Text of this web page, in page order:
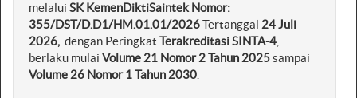
melalui SK KemenDiktiSaintek Nomor:
355/DST/D.D1/HM.01.01/2026Tertanggal 24 Juli
2026, dengan Peringkat TerakreditasiSINTA-4
berlaku mulai Volume 21 Nomor 2 Tahun 2025sampai
Volume 26 Nomor 1 Tahun 2030